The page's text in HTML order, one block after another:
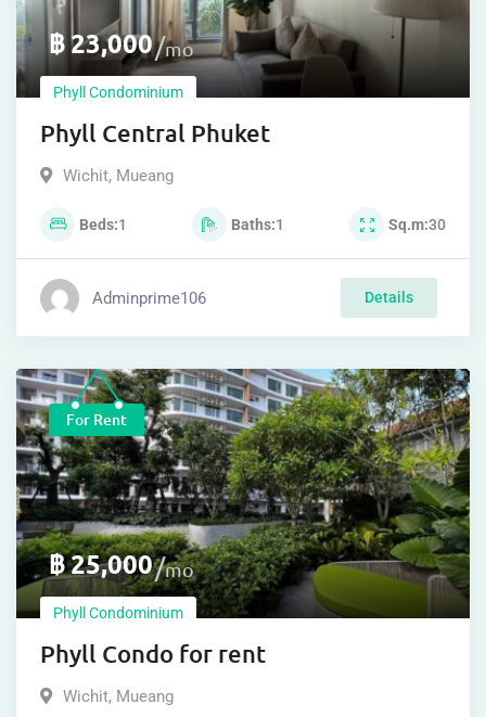
฿23,000 mo
Phyll Condominium
Phyll Central Phuket
Wichit, Mueang
Beds 1 Baths 1 Sq.m 30
Adminprime106 Details
For Rent
฿25,000 mo
Phyll Condominium
Phyll Condo for rent
Wichit, Mueang